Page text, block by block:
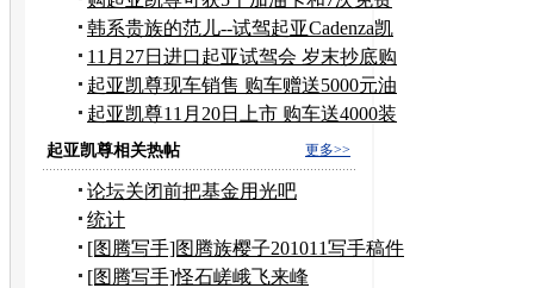
保养
韩系贵族的范儿--试驾起亚Cadenza凯
尊
11月27日进口起亚试驾会 岁末抄底购
车
起亚凯尊现车销售 购车赠送5000元油
卡
起亚凯尊11月20日上市 购车送4000装
潢礼
更多>>
起亚凯尊相关热帖
论坛关闭前把基金用光吧
统计
[图腾写手]图腾族樱子201011写手稿件
汇总
[图腾写手]怪石嵯峨飞来峰